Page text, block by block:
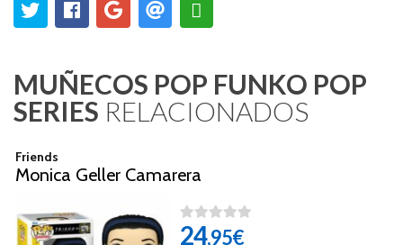
MUÑECOS POP FUNKO POP
SERIES RELACIONADOS
Friends
Monica Geller Camarera
24,95€